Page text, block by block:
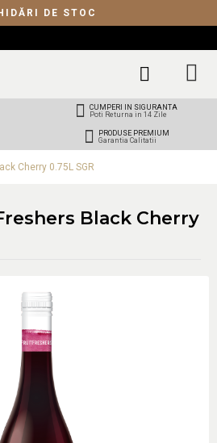
DE STOC
CUMPERI IN SIGURANTA
Poti Returna in 14 Zile
PRODUSE PREMIUM
Garantia Calitatii
Cherry 0.75L SGR
Black Cherry